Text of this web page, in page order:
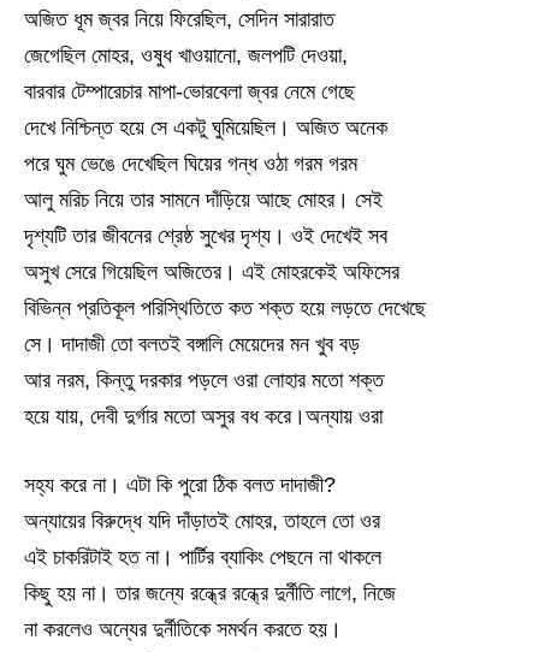
অজিত ধূম জ্বর নিয়ে ফিরেছিল, সেদিন সারারাত
জেগেছিল মোহর, ওষুধ খাওয়ানো, জলপটি দেওয়া,
বারবার টেম্পারেচার মাপা-ভোরবেলা জ্বর নেমে গেছে
দেখে নিশ্চিন্ত হয়ে সে একটু ঘুমিয়েছিল। অজিত অনেক
পরে ঘুম ভেঙে দেখেছিল ঘিয়ের গন্ধ ওঠা গরম গরম
আলু মরিচ নিয়ে তার সামনে দাঁড়িয়ে আছে মোহর। সেই
দৃশ্যটি তার জীবনের শ্রেষ্ঠ সুখের দৃশ্য। ওই দেখেই সব
অসুখ সেরে গিয়েছিল অজিতের। এই মোহরকেই অফিসের
বিভিন্ন প্রতিকূল পরিস্থিতিতে কত শক্ত হয়ে লড়তে দেখেছে
সে। দাদাজী তো বলতই বঙ্গালি মেয়েদের মন খুব বড়
আর নরম, কিন্তু দরকার পড়লে ওরা লোহার মতো শক্ত
হয়ে যায়, দেবী দুর্গার মতো অসুর বধ করে।অন্যায় ওরা
সহ্য করে না। এটা কি পুরো ঠিক বলত দাদাজী?
অন্যায়ের বিরুদ্ধে যদি দাঁড়াতই মোহর, তাহলে তো ওর
এই চাকরিটাই হত না। পার্টির ব্যাকিং পেছনে না থাকলে
কিছু হয় না। তার জন্যে রন্ধ্রে রন্ধ্রে দুর্নীতি লাগে, নিজে
না করলেও অন্যের দুর্নীতিকে সমর্থন করতে হয়।